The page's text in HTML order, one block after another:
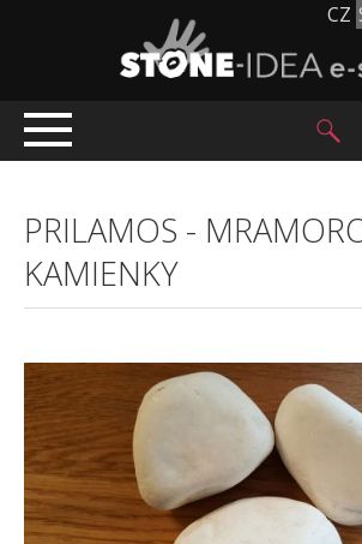
CZ
PRODUKTY
Kamenný koberec
Kamenné dlažby a obklady
Doplnkový sortiment
Výrobky z kameňa
Kamenné bloky
Creative Floor
Terazzo
PRILAMOS -
KAMIENKY